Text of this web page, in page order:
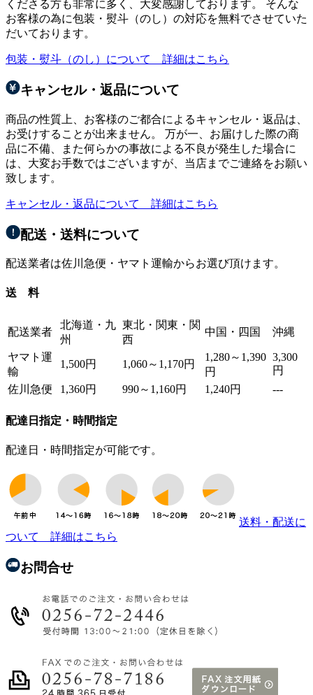
くださる方も非常に多く、大変感謝しております。 そんな
お客様の為に包装・熨斗（のし）の対応を無料でさせていた
だいております。
包装・熨斗（のし）について 詳細はこちら
キャンセル・返品について
商品の性質上、お客様のご都合によるキャンセル・返品は、
お受けすることが出来ません。 万が一、お届けした際の商
品に不備、また何らかの事故による不良が発生した場合に
は、大変お手数ではございますが、当店までご連絡をお願い
致します。
キャンセル・返品について 詳細はこちら
配送・送料について
配送業者は佐川急便・ヤマト運輸からお選び頂けます。
送 料
配送業者
北海道・九
州
東北・関東・関
西
中国・四国 沖縄
ヤマト運
輸
1,500円 1,060～1,170円
1,280～1,390
円
3,300
円
佐川急便
1,360円 990～1,160円 1,240円 ---
配達日指定・時間指定
配達日・時間指定が可能です。
送料・配送に
ついて 詳細はこちら
お問合せ